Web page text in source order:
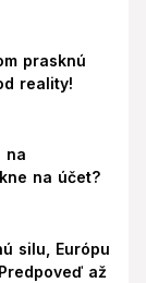
prasknú
reality!
na
na účet?
silu, Európu
až